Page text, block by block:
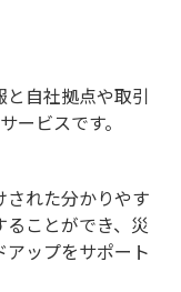
自社拠点や取引
ービスです。
れた分かりやす
ことができ、災
ップをサポート